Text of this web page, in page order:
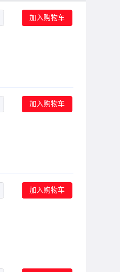
加入购物车
加入购物车
加入购物车